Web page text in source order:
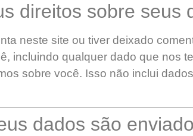
direitos sobre seus
neste site ou tiver deixado
incluindo qualquer dado que nos
sobre você. Isso não inclui
dados são